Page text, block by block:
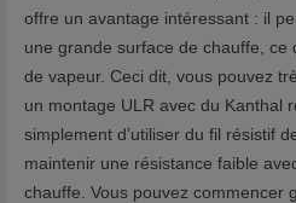
offre un avantage intéressant : il
une grande surface de chauffe, ce
de vapeur. Ceci dit, vous pouvez
un montage ULR avec du Kanthal
simplement d’utiliser du fil résistif
maintenir une résistance faible
chauffe. Vous pouvez commencer